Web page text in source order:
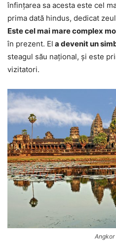
înfințarea sa acesta este cel
prima dată hindus, dedicat
Este cel mai mare complex
în prezent. El a devenit un
steagul său național, și este
vizitatori.
Angkor